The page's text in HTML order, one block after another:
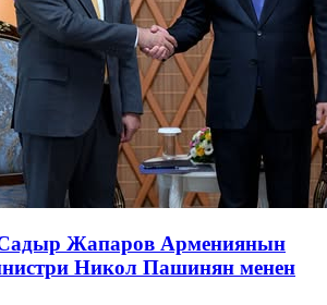
Жапаров Армениянын
Никол Пашинян менен